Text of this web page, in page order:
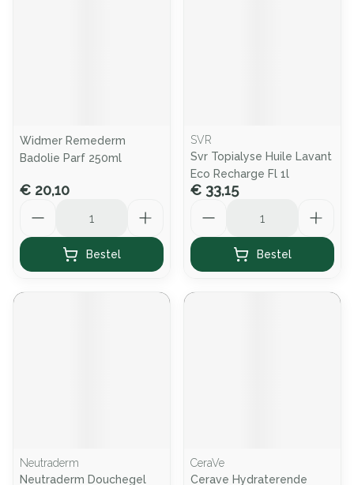
Widmer Remederm
Badolie Parf 250ml
€ 20,10
Bestel
SVR
Svr Topialyse Huile Lavant
Eco Recharge Fl 1l
€ 33,15
Bestel
Neutraderm
Neutraderm Douchegel
CeraVe
Cerave Hydraterende